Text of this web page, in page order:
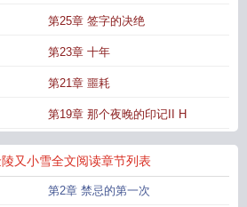
第25章 签字的决绝
第23章 十年
第21章 噩耗
第19章 那个夜晚的印记II H
又小雪全文阅读章节列表
第2章 禁忌的第一次